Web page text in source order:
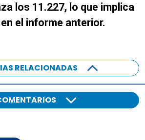
los 11.227, lo que implica
el informe anterior.
RELACIONADAS